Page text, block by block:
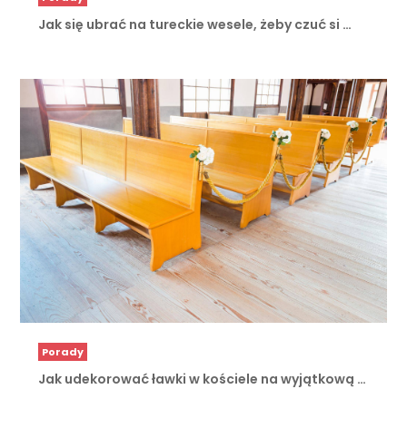
Jak się ubrać na tureckie wesele, żeby czuć si …
Porady
Jak udekorować ławki w kościele na wyjątkową …